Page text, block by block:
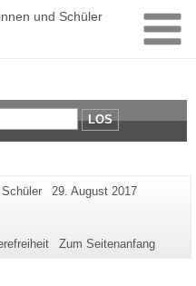
und Schüler
LOS
Letzte
29. August 2017
Zum Seitenanfang